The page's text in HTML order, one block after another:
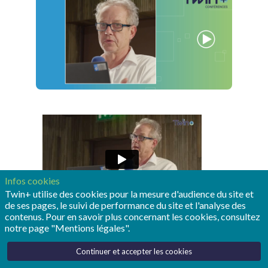
Infos cookies
Twin+ utilise des cookies pour la mesure d'audience du site et
de ses pages, le suivi de performance du site et l'analyse des
contenus. Pour en savoir plus concernant les cookies, consultez
notre page "Mentions légales".
Continuer et accepter les cookies